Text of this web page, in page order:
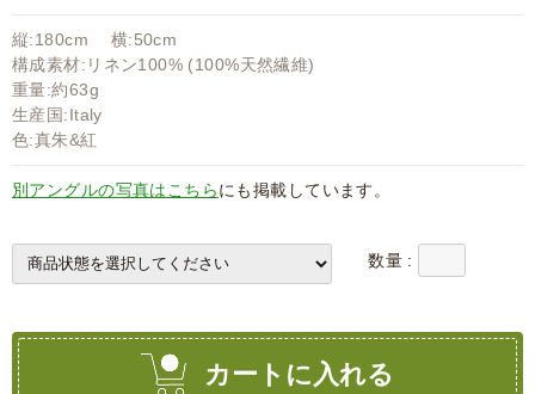
縦:180cm 横:50cm
構成素材:リネン100% (100%天然繊維)
重量:約63g
生産国:Italy
色:真朱&紅
別アングルの写真はこちらにも掲載しています。
数量 :
カートに入れる